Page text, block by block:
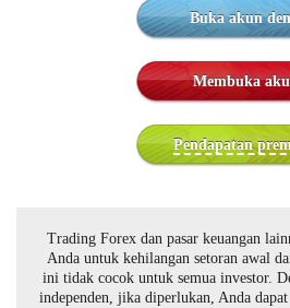
Buka akun
Membuka
Pendapatan
Trading Forex dan pasar keuangan
Anda untuk kehilangan setoran awal
ini tidak cocok untuk semua investor.
independen, jika diperlukan, Anda